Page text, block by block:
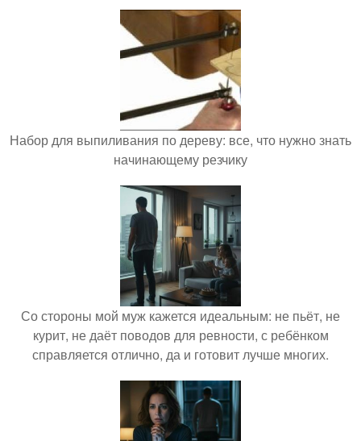
Набор для выпиливания по дереву: все, что нужно знать
начинающему резчику
Со стороны мой муж кажется идеальным: не пьёт, не
курит, не даёт поводов для ревности, с ребёнком
справляется отлично, да и готовит лучше многих.